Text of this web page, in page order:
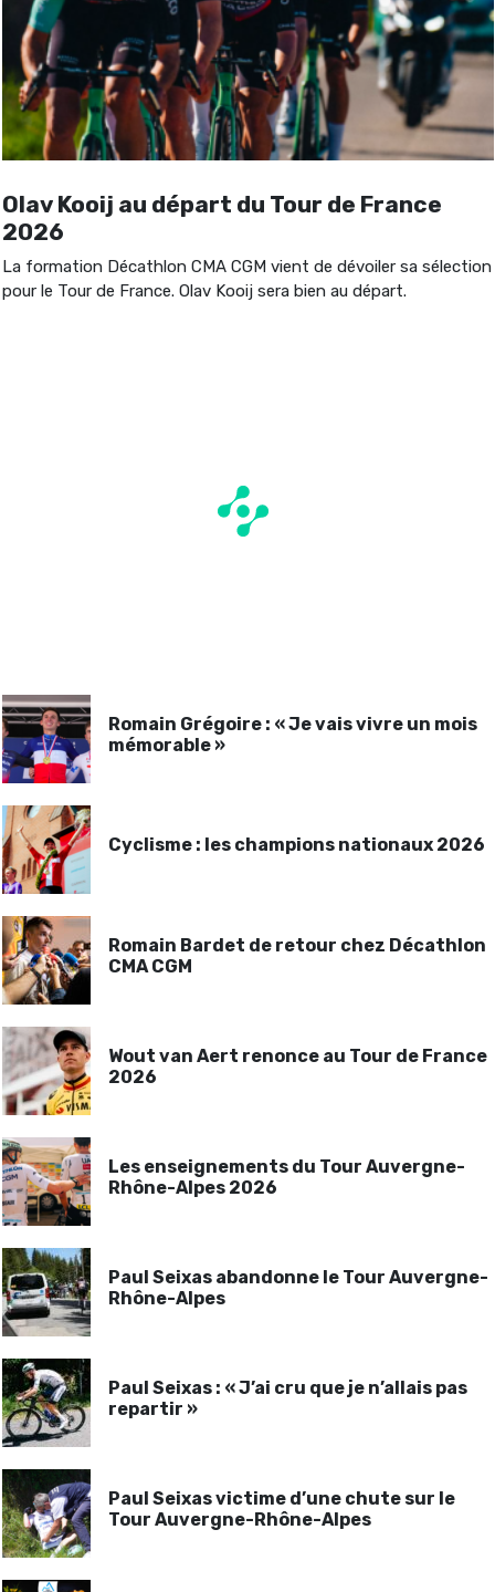
Olav Kooij au départ du Tour de France
2026
La formation Décathlon CMA CGM vient de dévoiler sa sélection
pour le Tour de France. Olav Kooij sera bien au départ.
Romain Grégoire : « Je vais vivre un mois
mémorable »
Cyclisme : les champions nationaux 2026
Romain Bardet de retour chez Décathlon
CMA CGM
Wout van Aert renonce au Tour de France
2026
Les enseignements du Tour Auvergne-
Rhône-Alpes 2026
Paul Seixas abandonne le Tour Auvergne-
Rhône-Alpes
Paul Seixas : « J’ai cru que je n’allais pas
repartir »
Paul Seixas victime d’une chute sur le
Tour Auvergne-Rhône-Alpes